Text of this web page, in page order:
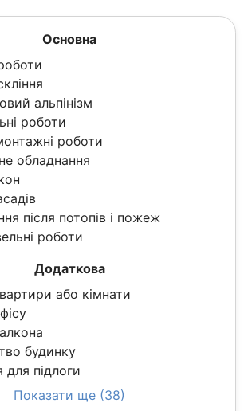
Основна
альпінізм
роботи
роботи
обладнання
після потопів і пожеж
роботи
Додаткова
або кімнати
будинку
для підлоги
Показати ще (38)